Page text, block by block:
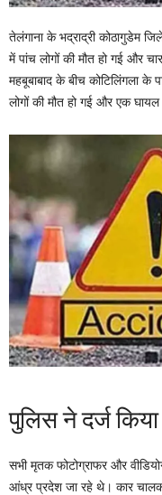
तेलंगाना के भद्राद्री कोठागुडेम
में पांच लोगों की मौत हो गई और
महबूबाबाद के बीच कोटिलिंगला
लोगों की मौत हो गई और एक घायल
पुलिस ने दर्ज
सभी मृतक फोटोग्राफर और
आंध्र प्रदेश जा रहे थे। कार चालक